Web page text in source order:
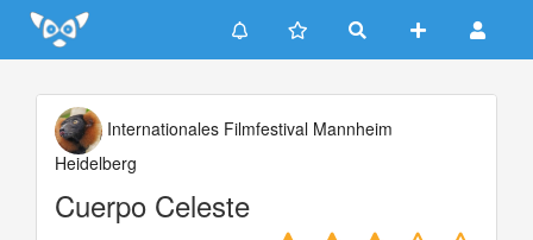
Update cookies preferences
Internationales Filmfestival Mannheim
Heidelberg
Cuerpo Celeste